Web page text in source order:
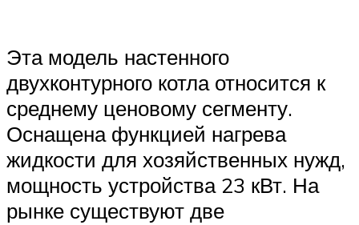
Эта модель настенного
двухконтурного котла относится к
среднему ценовому сегменту.
Оснащена функцией нагрева
жидкости для хозяйственных нужд,
мощность устройства 23 кВт. На
рынке существуют две